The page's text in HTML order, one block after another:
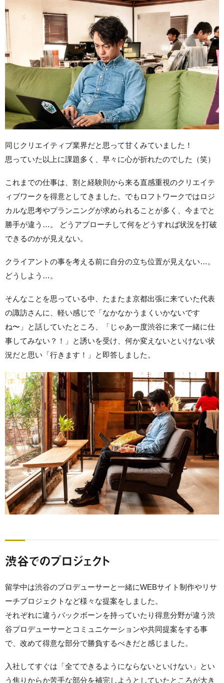
同じクリエイティブ業界だと思って甘くみていました！
思っていた以上に課題多く、早々に心が折れたのでした（笑）
これまでの仕事は、割と経験則から来る直感重視のクリエイテ
ィブワークを得意としてきました。でもロフトワークではロジ
カルな思考やプランニングが求められることが多く、今までと
勝手が違う…。 どうアプローチして何をどうすれば状況を打破
できるのかが見えない。
クライアントの事を考える前に自分の立ち位置が見えない…。
どうしよう…。
そんなことを思っている中、たまたま京都出張に来ていた代表
の諏訪さんに、軽い感じで「なかなかうまくいかないです
ね〜」と話していたところ、「じゃあ一度渋谷に来て一緒に仕
事してみない？！」と誘いを受け、何か変えないといけない状
況だと思い「行きます！」と即答しました。
渋谷でのプロジェクト
留学中は渋谷のプロデューサーと一緒にWEBサイト制作やリサ
ーチプロジェクトなど様々な提案をしました。
それぞれに違うバックボーンを持っていたり得意分野が違う渋
谷プロデューサーとコミュニケーションや共同提案をする事
で、改めて得意な部分で勝負するべきだと感じました。
入社してすぐは「全てできるようにならないといけない」とい
う焦りからか苦手な部分を補完しようとしていたところが大き